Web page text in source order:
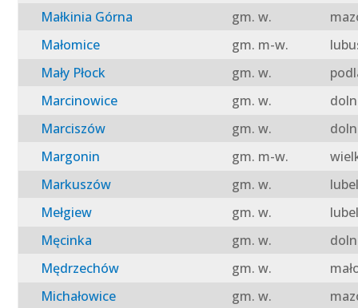
Małkinia Górna
gm. w.
Małomice
gm. m-w.
Mały Płock
gm. w.
Marcinowice
gm. w.
Marciszów
gm. w.
Margonin
gm. m-w.
Markuszów
gm. w.
Mełgiew
gm. w.
Męcinka
gm. w.
Mędrzechów
gm. w.
Michałowice
gm. w.